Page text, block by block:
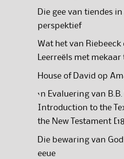
Die gee van tiendes
perspektief
Wat het van Riebeeck
Leerreëls met mekaar
House of David op
‘n Evaluering van
Introduction to the
the New Testament
Die bewaring van
eeue